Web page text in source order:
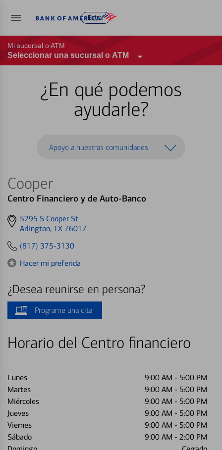
Entrar
Mi sucursal o ATM
Seleccionar una sucursal o ATM
¿En qué podemos
ayudarle?
Apoyo a nuestras comunidades
Cooper
Centro Financiero y de Auto-Banco
Get
directions
5295 S Cooper St
Arlington, TX 76017
(817) 375-3130
Hacer mi preferida
¿Desea reunirse en persona?
Programe una cita
Horario del Centro financiero
Lunes 9:00 AM - 5:00 PM
Martes
9:00 AM - 5:00 PM
Miércoles
9:00 AM - 5:00 PM
Jueves
9:00 AM - 5:00 PM
Viernes
9:00 AM - 5:00 PM
Sábado
9:00 AM - 2:00 PM